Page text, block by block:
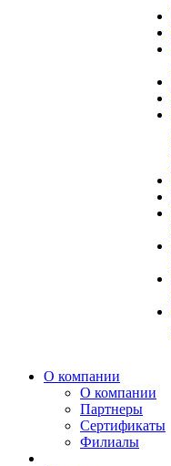
О компании
О компании
Партнеры
Сертификаты
Филиалы